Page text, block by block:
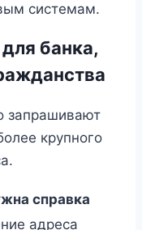
системам.
банка,
запрашивают
крупного
справка
адреса